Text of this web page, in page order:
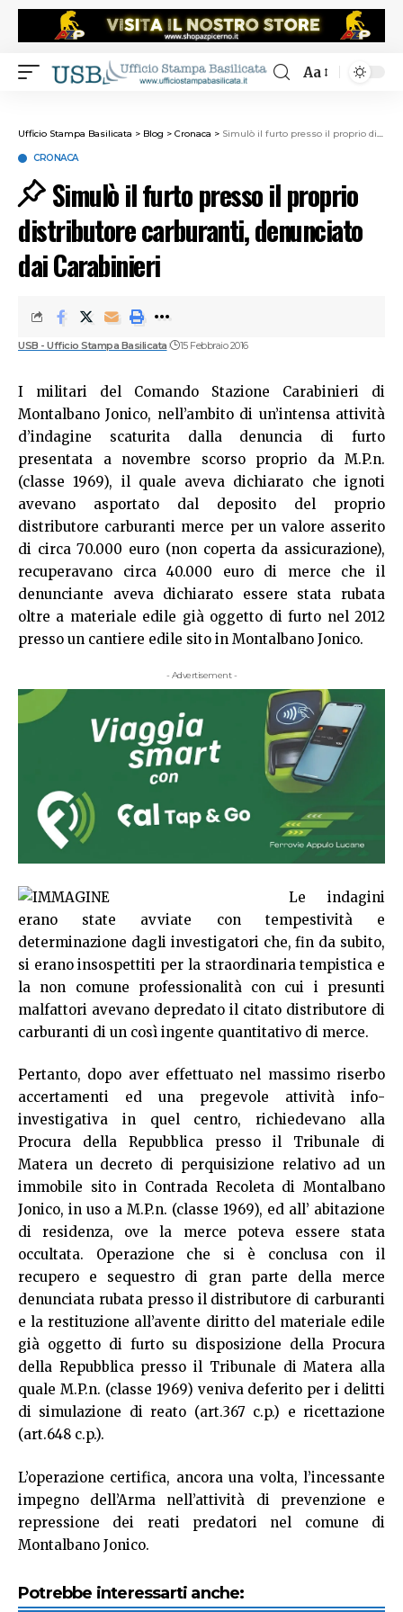
Aa
Ufficio Stampa Basilicata > Blog > Cronaca > Simulò il furto presso il proprio distributore carburanti, denunciato dai Carabinieri
CRONACA
Simulò il furto presso il proprio
distributore carburanti, denunciato
dai Carabinieri
USB - Ufficio Stampa Basilicata 15 Febbraio 2016
I militari del Comando Stazione Carabinieri di
Montalbano Jonico, nell’ambito di un’intensa attività
d’indagine scaturita dalla denuncia di furto
presentata a novembre scorso proprio da M.P.n.
(classe 1969), il quale aveva dichiarato che ignoti
avevano asportato dal deposito del proprio
distributore carburanti merce per un valore asserito
di circa 70.000 euro (non coperta da assicurazione),
recuperavano circa 40.000 euro di merce che il
denunciante aveva dichiarato essere stata rubata
oltre a materiale edile già oggetto di furto nel 2012
presso un cantiere edile sito in Montalbano Jonico.
- Advertisement -
Le indagini
erano state avviate con tempestività e
determinazione dagli investigatori che, fin da subito,
si erano insospettiti per la straordinaria tempistica e
la non comune professionalità con cui i presunti
malfattori avevano depredato il citato distributore di
carburanti di un così ingente quantitativo di merce.
Pertanto, dopo aver effettuato nel massimo riserbo
accertamenti ed una pregevole attività info-
investigativa in quel centro, richiedevano alla
Procura della Repubblica presso il Tribunale di
Matera un decreto di perquisizione relativo ad un
immobile sito in Contrada Recoleta di Montalbano
Jonico, in uso a M.P.n. (classe 1969), ed all’ abitazione
di residenza, ove la merce poteva essere stata
occultata. Operazione che si è conclusa con il
recupero e sequestro di gran parte della merce
denunciata rubata presso il distributore di carburanti
e la restituzione all’avente diritto del materiale edile
già oggetto di furto su disposizione della Procura
della Repubblica presso il Tribunale di Matera alla
quale M.P.n. (classe 1969) veniva deferito per i delitti
di simulazione di reato (art.367 c.p.) e ricettazione
(art.648 c.p.).
L’operazione certifica, ancora una volta, l’incessante
impegno dell’Arma nell’attività di prevenzione e
repressione dei reati predatori nel comune di
Montalbano Jonico.
Potrebbe interessarti anche: